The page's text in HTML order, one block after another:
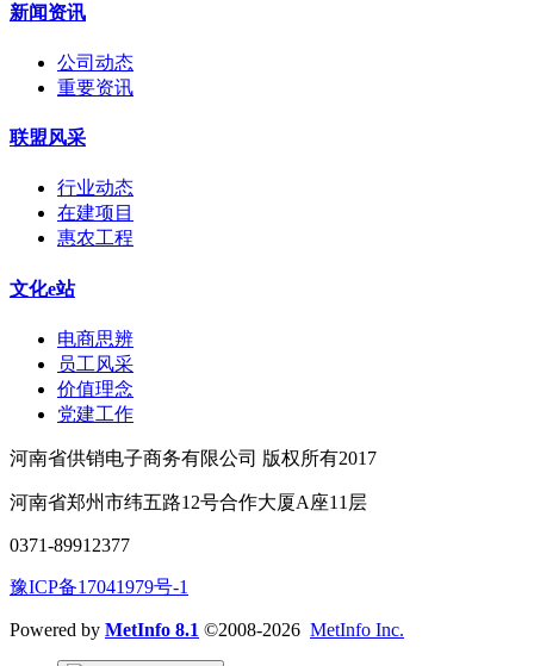
新闻资讯
公司动态
重要资讯
联盟风采
行业动态
在建项目
惠农工程
文化e站
电商思辨
员工风采
价值理念
党建工作
河南省供销电子商务有限公司 版权所有2017
河南省郑州市纬五路12号合作大厦A座11层
0371-89912377
豫ICP备17041979号-1
Powered by MetInfo 8.1 ©2008-2026 MetInfo Inc.